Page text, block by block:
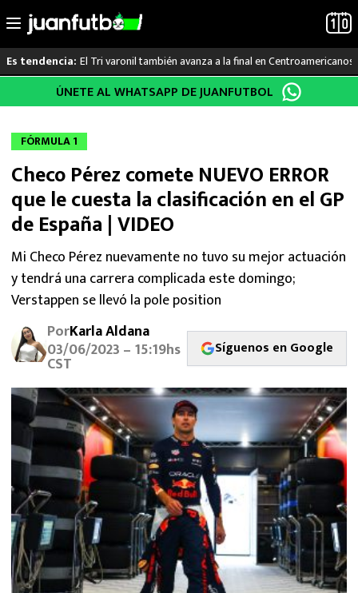
al
Es tendencia: El Tri varonil también avanza a la final en Centroamericanos
LO ÚLTIMO
LIGA MX
RAYADOS
PUMAS
ATLANTE
SELECCIÓN MEXICANA
FUTBOL INTERNACIONAL
MEXICANOS EN EL EXTRANJERO
FUTBOL ESTUFA
FÓRMULA 1
BOXEO
LIGA MX
NFL
ÚNETE AL WHATSAPP DE JUANFUTBOL
FÓRMULA 1
Checo Pérez comete NUEVO ERROR
que le cuesta la clasificación en el GP
de España | VIDEO
Mi Checo Pérez nuevamente no tuvo su mejor actuación
y tendrá una carrera complicada este domingo;
Verstappen se llevó la pole position
PorKarla Aldana
03/06/2023 – 15:19hs
CST
Síguenos en Google